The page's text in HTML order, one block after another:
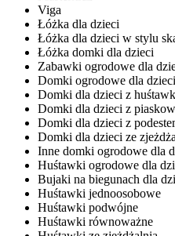
Viga
Łóżka dla dzieci
Łóżka dla dzieci w stylu
Łóżka domki dla dzieci
Zabawki ogrodowe dla
Domki ogrodowe dla dzieci
Domki dla dzieci z
Domki dla dzieci z
Domki dla dzieci z
Domki dla dzieci ze
Inne domki ogrodowe dla
Huśtawki ogrodowe dla
Bujaki na biegunach dla
Huśtawki jednoosobowe
Huśtawki podwójne
Huśtawki równoważne